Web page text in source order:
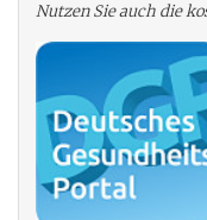
Nutzen Sie auch die